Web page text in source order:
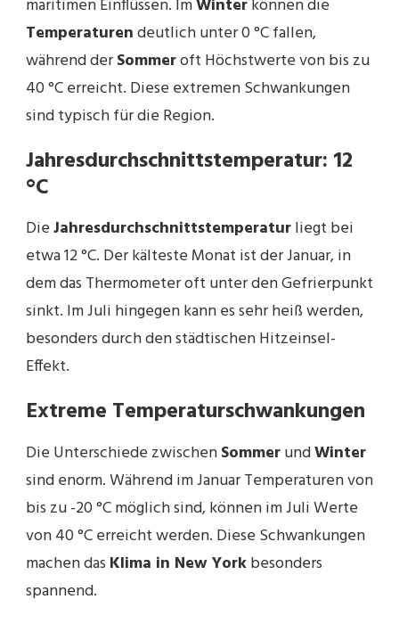
maritimen Einflüssen. ImWinterkönnen die
Temperaturendeutlich unter 0 °C fallen,
während derSommeroft Höchstwerte von bis zu
40 °C erreicht. Diese extremen Schwankungen
sind typisch für die Region.
Jahresdurchschnittstemperatur: 12
°C
DieJahresdurchschnittstemperaturliegt bei
etwa 12 °C. Der kälteste Monat ist der Januar, in
dem das Thermometer oft unter den Gefrierpunkt
sinkt. Im Juli hingegen kann es sehr heiß werden,
besonders durch den städtischen Hitzeinsel-
Effekt.
Extreme Temperaturschwankungen
Die Unterschiede zwischenSommerundWinter
sind enorm. Während im Januar Temperaturen von
bis zu -20 °C möglich sind, können im Juli Werte
von 40 °C erreicht werden. Diese Schwankungen
machen das Klima in New Yorkbesonders
spannend.